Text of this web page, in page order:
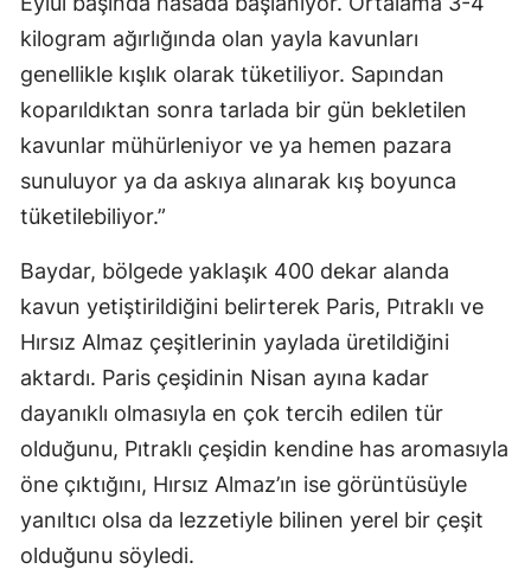
kilogram ağırlığında olan yayla kavunları
genellikle kışlık olarak tüketiliyor. Sapından
koparıldıktan sonra tarlada bir gün bekletilen
kavunlar mühürleniyor ve ya hemen pazara
sunuluyor ya da askıya alınarak kış boyunca
tüketilebiliyor.”
Baydar, bölgede yaklaşık 400 dekar alanda
kavun yetiştirildiğini belirterek Paris, Pıtraklı ve
Hırsız Almaz çeşitlerinin yaylada üretildiğini
aktardı. Paris çeşidinin Nisan ayına kadar
dayanıklı olmasıyla en çok tercih edilen tür
olduğunu, Pıtraklı çeşidin kendine has aromasıyla
öne çıktığını, Hırsız Almaz’ın ise görüntüsüyle
yanıltıcı olsa da lezzetiyle bilinen yerel bir çeşit
olduğunu söyledi.